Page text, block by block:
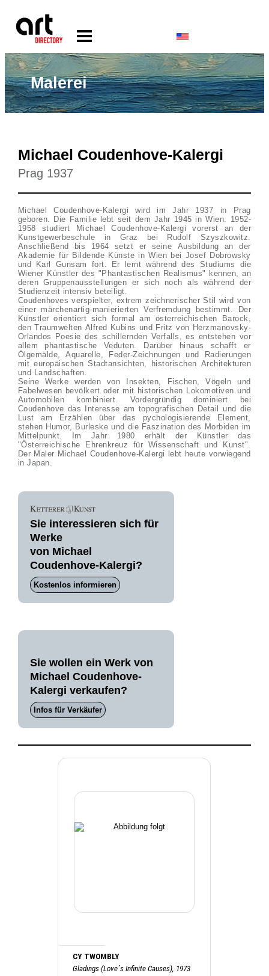
Malerei
Michael Coudenhove-Kalergi
Prag 1937
Michael Coudenhove-Kalergi wird im Jahr 1937 in Prag
geboren. Die Familie lebt seit dem Jahr 1945 in Wien. 1952-
1958 studiert Michael Coudenhove-Kalergi vorerst an der
Kunstgewerbeschule in Graz bei Rudolf Szyszkowitz.
Anschließend bis 1964 setzt er seine Ausbildung an der
Akademie für Bildende Künste in Wien bei Josef Dobrowsky
und Karl Gunsam fort. Er lernt während des Studiums die
Wiener Künstler des "Phantastischen Realismus" kennen, an
deren Gruppenausstellungen er sich noch als während der
Studienzeit intensiv beteiligt.
Coudenhoves verspielter, extrem zeichnerischer Stil wird von
einer märchenartig-manierierten Verfremdung bestimmt. Der
Künstler orientiert sich formal am österreichischen Barock,
den Traumwelten Alfred Kubins und Fritz von Herzmanovsky-
Orlandos Poesie des schillernden Verfalls, es entstehen vor
allem phantastische Veduten. Darüber hinaus schafft er
Ölgemälde, Aquarelle, Feder-Zeichnungen und Radierungen
mit europäischen Stadtansichten, historischen Architekturen
und Landschaften.
Seine Werke werden von Insekten, Fischen, Vögeln und
Fabelwesen bevölkert oder mit historischen Lokomotiven und
Automobilen kombiniert. Vordergründig dominiert bei
Coudenhove das Interesse am topografischen Detail und die
Lust am Erzählen über das pychologisierende Element,
stehen Humor, Burleske und die Faszination des Morbiden im
Mittelpunkt. Im Jahr 1980 erhält der Künstler das
"Österreichische Ehrenkreuz für Wissenschaft und Kunst".
Der Maler Michael Coudenhove-Kalergi lebt heute vorwiegend
in Japan.
Sie interessieren sich für
Werke
von Michael
Coudenhove-Kalergi?
Kostenlos informieren
Sie wollen ein Werk von
Michael Coudenhove-
Kalergi verkaufen?
Infos für Verkäufer
CY TWOMBLY
Gladings (Love´s Infinite Causes), 1973